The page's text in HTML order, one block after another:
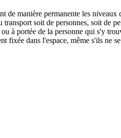
manière permanente les
soit de personnes, soit de
à portée de la personne qui s'y
fixée dans l'espace, même s'ils ne